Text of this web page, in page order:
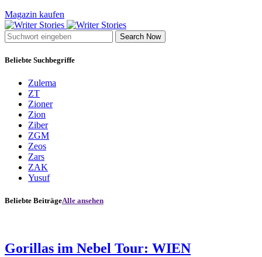
Magazin kaufen
Search Now
Beliebte Suchbegriffe
Zulema
ZT
Zioner
Zion
Ziber
ZGM
Zeos
Zars
ZAK
Yusuf
Beliebte BeiträgeAlle ansehen
Gorillas im Nebel Tour: WIEN